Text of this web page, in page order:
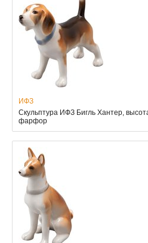
ИФЗ
Скульптура ИФЗ Бигль Хантер,
фарфор